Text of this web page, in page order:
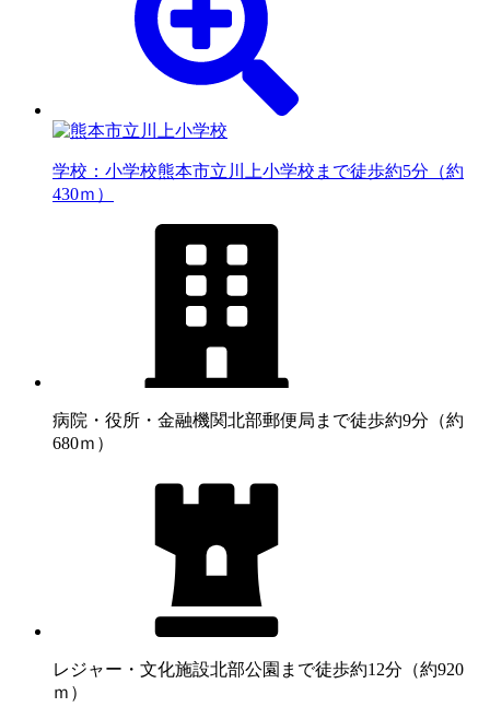
学校：小学校熊本市立川上小学校まで徒歩約5分（約
430ｍ）
病院・役所・金融機関北部郵便局まで徒歩約9分（約
680ｍ）
レジャー・文化施設北部公園まで徒歩約12分（約920
ｍ）